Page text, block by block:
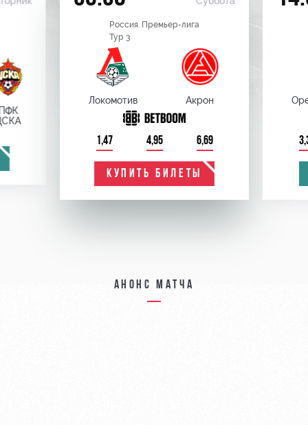
Россия. Премьер-лига
Тур 3
Локомотив Акрон
1,47 4,95 6,69
КУПИТЬ БИЛЕТЫ
Анонс матча